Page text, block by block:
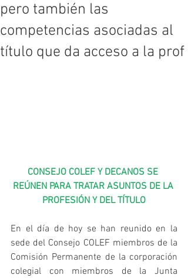
pero también las
competencias asociadas al
título que da acceso a la prof
CONSEJO COLEF Y DECANOS SE
REÚNEN PARA TRATAR ASUNTOS DE LA
PROFESIÓN Y DEL TÍTULO
En el día de hoy se han reunido en la
sede del Consejo COLEF miembros de la
Comisión Permanente de la corporación
colegial con miembros de la Junta